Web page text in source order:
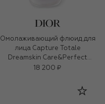
Омолаживающий флюид для
лица Capture Totale
Dreamskin Care&Perfect
(50ml)
18 200 ₽